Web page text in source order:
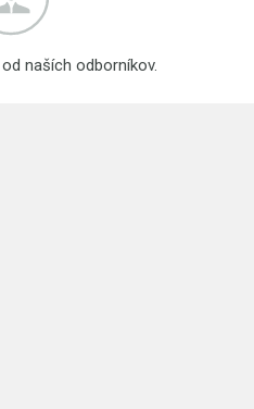
naších odborníkov.